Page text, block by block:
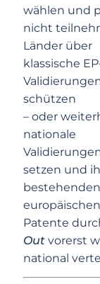
wählen und
nicht
Länder über
klassische
schützen
– oder
nationale
setzen und
bestehenden
europäischen
Patente
Out vorerst
national